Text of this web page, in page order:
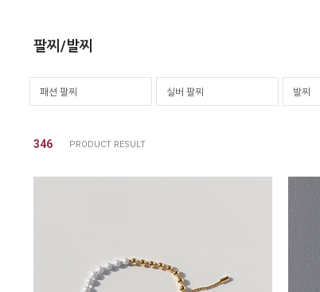
팔찌/발찌
패션 팔찌 실버 팔찌 발찌
346